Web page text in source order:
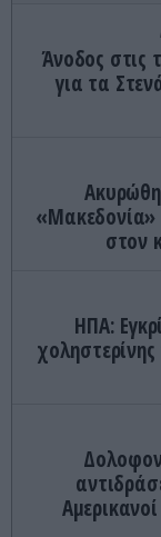
Άνοδος στις
για τα
«Μακεδονία»
στον
ΗΠΑ: